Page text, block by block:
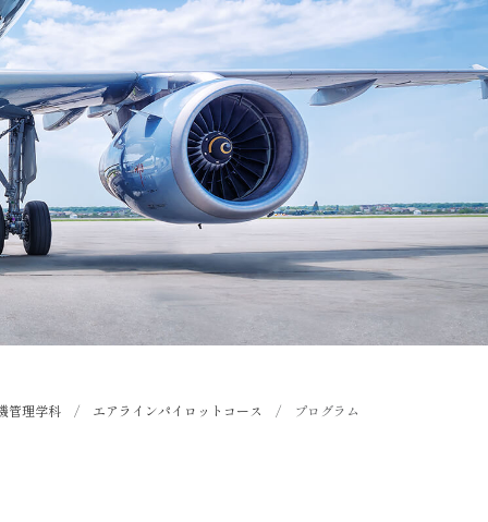
管理学科/ エアラインパイロットコース / プログラム